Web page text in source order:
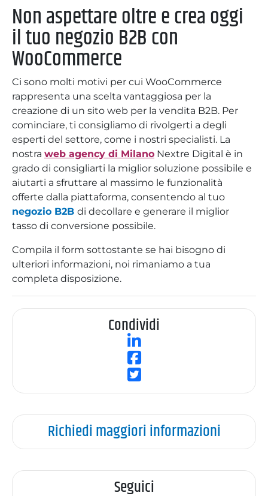
Non aspettare oltre e crea oggi
il tuo negozio B2B con
WooCommerce
Ci sono molti motivi per cui WooCommerce
rappresenta una scelta vantaggiosa per la
creazione di un sito web per la vendita B2B. Per
cominciare, ti consigliamo di rivolgerti a degli
esperti del settore, come i nostri specialisti. La
nostra web agency di Milano Nextre Digital è in
grado di consigliarti la miglior soluzione possibile e
aiutarti a sfruttare al massimo le funzionalità
offerte dalla piattaforma, consentendo al tuo
negozio B2B di decollare e generare il miglior
tasso di conversione possibile.
Compila il form sottostante se hai bisogno di
ulteriori informazioni, noi rimaniamo a tua
completa disposizione.
Condividi
Richiedi maggiori informazioni
Seguici